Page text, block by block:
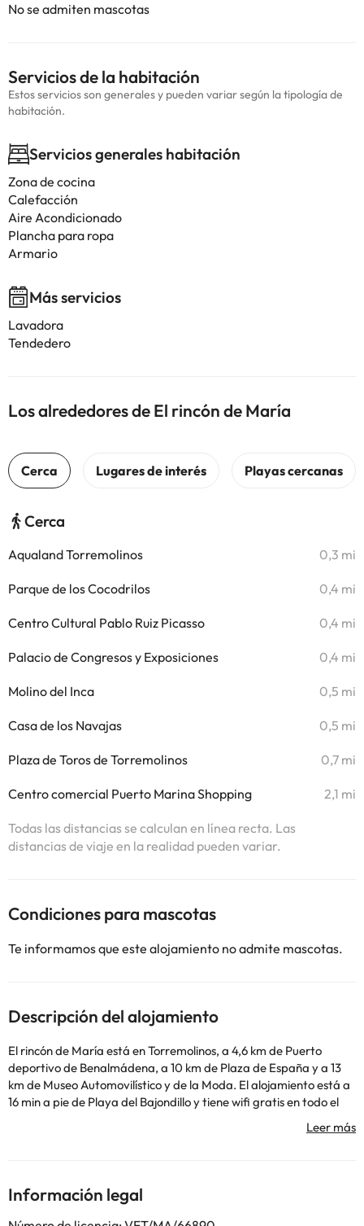
No se admiten mascotas
Servicios de la habitación
Estos servicios son generales y pueden variar según la tipología de
habitación.
Servicios generales habitación
Zona de cocina
Calefacción
Aire Acondicionado
Plancha para ropa
Armario
Más servicios
Lavadora
Tendedero
Los alrededores de El rincón de María
Cerca
Aqualand Torremolinos 0,3 mi
Parque de los Cocodrilos 0,4 mi
Centro Cultural Pablo Ruiz Picasso 0,4 mi
Palacio de Congresos y Exposiciones 0,4 mi
Molino del Inca 0,5 mi
Casa de los Navajas 0,5 mi
Plaza de Toros de Torremolinos 0,7 mi
Centro comercial Puerto Marina Shopping 2,1 mi
Todas las distancias se calculan en línea recta. Las
distancias de viaje en la realidad pueden variar.
Condiciones para mascotas
Te informamos que este alojamiento no admite mascotas.
Descripción del alojamiento
El rincón de María está en Torremolinos, a 4,6 km de Puerto
deportivo de Benalmádena, a 10 km de Plaza de España y a 13
km de Museo Automovilístico y de la Moda. El alojamiento está a
16 min a pie de Playa del Bajondillo y tiene wifi gratis en todo el
acondicionado y cuenta con cocina, zona de estar yTV de
El aeropuerto (Aeropuerto de Málaga) está a 9 km.
En este alojamiento no se pueden celebrar despedidas de soltero
o soltera ni fiestas similares. Gestionado por un particular
Información legal